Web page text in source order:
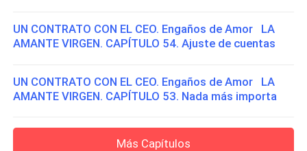
UN CONTRATO CON EL CEO. Engaños de Amor LA
AMANTE VIRGEN. CAPÍTULO 54. Ajuste de cuentas
UN CONTRATO CON EL CEO. Engaños de Amor LA
AMANTE VIRGEN. CAPÍTULO 53. Nada más importa
Más Capítulos